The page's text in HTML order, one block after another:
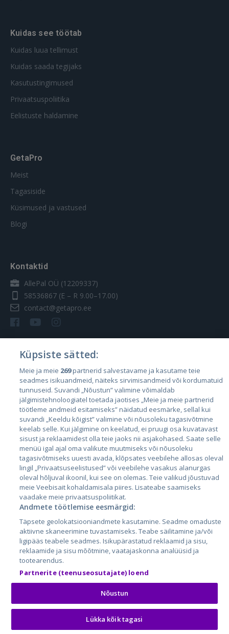
Kuidas see töötab
Kuidas luua tellimust
Kuidas saada tegijaks
Kasutustingimused
Privaatsuspoliitika
Eelistuste haldamine
GetaPro
Meist
Tagasiside
Küsimused ja vastused
Blogi
Kontaktid
AllePal OÜ (12209337)
58536867 (E – R 9.00–17.00)
contact@getapro.ee
Riigid
Eesti
Läti
Leedu
City24.lv
City24.ee
GetaPro.lv
GetaPro.ee
Skelbiu.lt
Autoplius.lt
Aruodas.lt
CVbankas.lt
Kainos.lt
Paslaugos.lt
auto24.ee
Osta.ee
KuldneBörs.ee
Küpsiste sätted:
Meie ja meie 269partnerid salvestavame ja kasutame teie
seadmes isikuandmeid, näiteks sirvimisandmeid või kordumatuid
tunnuseid. Suvandi „Nõustun” valimine võimaldab
jälgimistehnoloogiatel toetada jaotises „Meie ja meie partnerid
töötleme andmeid esitamiseks” näidatud eesmärke, sellal kui
suvandi „Keeldu kõigist” valimine või nõusoleku tagasivõtmine
keelab selle. Kui jälgimine on keelatud, ei pruugi osa kuvatavast
sisust ja reklaamidest olla teie jaoks nii asjakohased. Saate selle
menüü igal ajal oma valikute muutmiseks või nõusoleku
tagasivõtmiseks uuesti avada, klõpsates veebilehe allosas oleval
lingil „Privaatsuseelistused” või veebilehe vasakus alanurgas
oleval hõljuval ikoonil, kui see on olemas. Teie valikud jõustuvad
meie Veebisait kohaldamisala piires. Lisateabe saamiseks
vaadake meie privaatsuspoliitikat.
Andmete töötlemise eesmärgid:
Täpsete geolokatsiooniandmete kasutamine. Seadme omaduste
aktiivne skaneerimine tuvastamiseks. Teabe säilitamine ja/või
ligipääs teabele seadmes. Isikupärastatud reklaamid ja sisu,
reklaamide ja sisu mõõtmine, vaatajaskonna analüüsid ja
tootearendus.
Partnerite (teenuseosutajate) loend
Nõustun
Lükka kõik tagasi